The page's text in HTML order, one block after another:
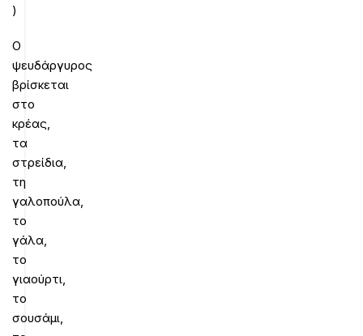
)
Ο
ψευδάργυρος
βρίσκεται
στο
κρέας,
τα
στρείδια,
τη
γαλοπούλα,
το
γάλα,
το
γιαούρτι,
το
σουσάμι,